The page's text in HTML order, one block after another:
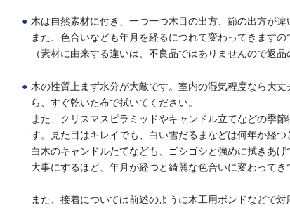
木は自然素材に付き、一つ一つ木目の出方、節の出方が違
また、色合いなども年月を経るにつれて変わってきます
（素材に由来する違いは、不良品ではありませんので返品
木の性質上まず水分が大敵です。室内の湿気程度なら大
ら、すぐ乾いた布で拭いてください。
また、クリスマスピラミッドやキャンドル立てなどの季
す。見た目はキレイでも、白い雪だるまなどは何年か経つ
白木のキャンドルたてなども、ゴシゴシと強めに拭きあげ
大事にするほど、年月が経つと綺麗な色合いに変わってき
また、接着については前述のように木工用ボンドなどで対